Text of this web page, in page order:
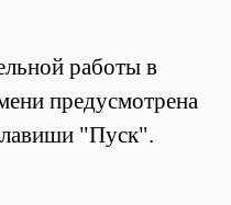
работы в
предусмотрена
"Пуск".